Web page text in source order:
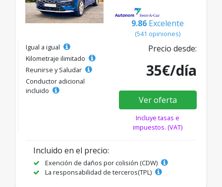
9.86 Excelente
(541 opiniones)
Igual a igual
Kilometraje ilimitado
Reunirse y Saludar
Conductor adicional
incluido
Precio desde:
35€/día
Ver oferta
Incluye tasas e
impuestos. (VAT)
Incluido en el precio:
Exención de daños por colisión (CDW)
La responsabilidad de terceros(TPL)